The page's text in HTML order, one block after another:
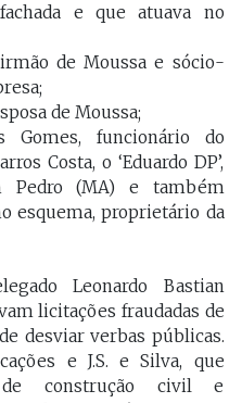
e que atuava no
de Moussa e sócio-
de Moussa;
funcionário do
Costa, o ‘Eduardo DP’,
Pedro (MA) e também
esquema, proprietário da
Leonardo Bastian
licitações fraudadas de
desviar verbas públicas.
e J.S. e Silva, que
construção civil e